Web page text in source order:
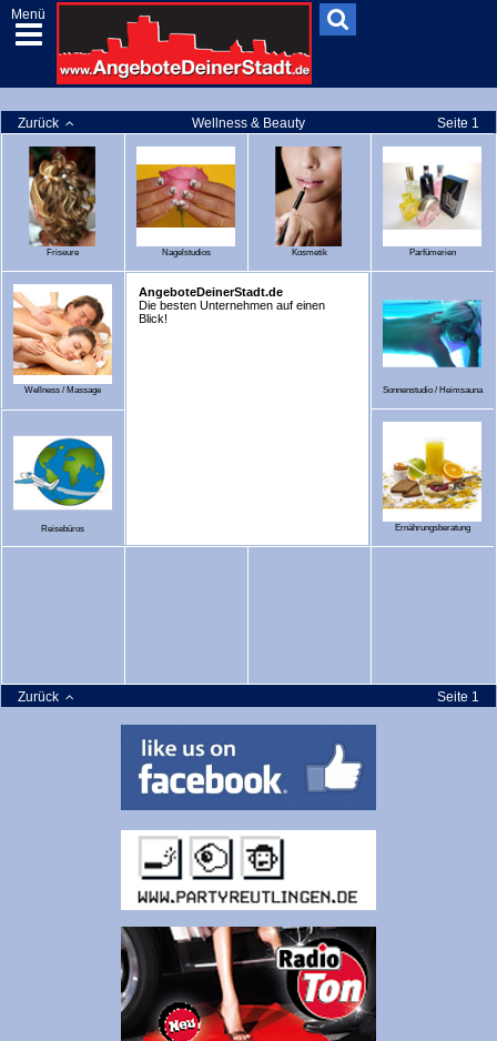
Menü
Zurück Wellness & Beauty Seite 1
Friseure Nagelstudios Kosmetik Parfümerien
Wellness / Massage
AngeboteDeinerStadt.de
Die besten Unternehmen auf einen
Blick!
Sonnenstudio / Heimsauna
Reisebüros Ernährungsberatung
Zurück Seite 1